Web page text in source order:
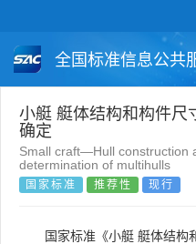
全国标准信息公共
国家标准 行
团体标准 企
小艇 艇体结构和构件尺
确定
Small craft—Hull construction
determination of multihulls
国家标准 推荐性 现行
国家标准《小艇 艇体结构